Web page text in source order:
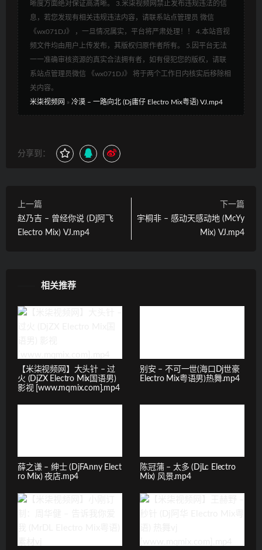
晰度方面绝对保证高清晰。 3.米柒视频网禁止发布违规违法的信
息，若您发现有相关违规违法内容，请联系站点管理员 微信
《wx071DJ》 ，一旦情况属实，平台将严肃处理！！ 4.本站音视
频文件均由用户上传发布，其版权归原作者所有。 5.因平台无法
一一准确审核资源的真实合法拥有者，如有侵犯您的版权，请联
系站点管理员微信 《wx071DJ》 将于两个工作日内核实后移除相
关内容。
米柒视频网 » 冷漠 – 一路向北 (Dj庸仔 Electro Mix粤语) VJ.mp4
分享到：
上一篇
赵乃吉 – 曾经你说 (Dj阿飞
Electro Mix) VJ.mp4
下一篇
宇桐非 – 感动天感动地 (McYy
Mix) VJ.mp4
相关推荐
【米柒视频网】大头针 – 过
火 (DjZX Electro Mix国语男)
影视 [www.mqmix.com].mp4
别安 – 不可一世(海口Dj世豪
Electro Mix粤语男)热舞.mp4
薛之谦 – 绅士 (DjFAnny Elect
ro Mix) 夜店.mp4
陈冠蒲 – 太多 (DjLc Electro
Mix) 风景.mp4